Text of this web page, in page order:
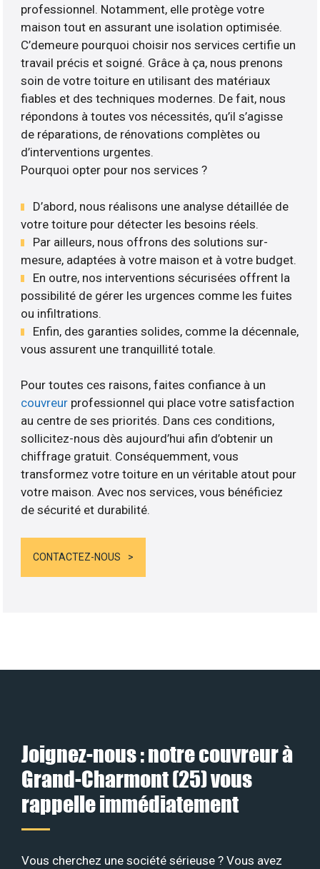
professionnel. Notamment, elle protège votre
maison tout en assurant une isolation optimisée.
C’demeure pourquoi choisir nos services certifie un
travail précis et soigné. Grâce à ça, nous prenons
soin de votre toiture en utilisant des matériaux
fiables et des techniques modernes. De fait, nous
répondons à toutes vos nécessités, qu’il s’agisse
de réparations, de rénovations complètes ou
d’interventions urgentes.
Pourquoi opter pour nos services ?
D’abord, nous réalisons une analyse détaillée de
votre toiture pour détecter les besoins réels.
Par ailleurs, nous offrons des solutions sur-
mesure, adaptées à votre maison et à votre budget.
En outre, nos interventions sécurisées offrent la
possibilité de gérer les urgences comme les fuites
ou infiltrations.
Enfin, des garanties solides, comme la décennale,
vous assurent une tranquillité totale.
Pour toutes ces raisons, faites confiance à un
couvreur professionnel qui place votre satisfaction
au centre de ses priorités. Dans ces conditions,
sollicitez-nous dès aujourd’hui afin d’obtenir un
chiffrage gratuit. Conséquemment, vous
transformez votre toiture en un véritable atout pour
votre maison. Avec nos services, vous bénéficiez
de sécurité et durabilité.
CONTACTEZ-NOUS
Joignez-nous : notre couvreur à
Grand-Charmont (25) vous
rappelle immédiatement
Vous cherchez une société sérieuse ? Vous avez